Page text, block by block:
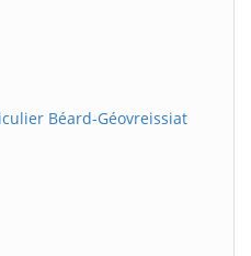
Béard-Géovreissiat